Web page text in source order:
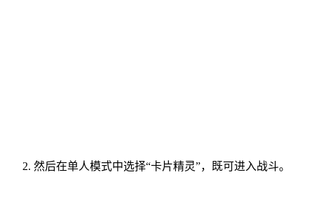
然后在单人模式中选择“卡片精灵”，既可进入战斗。